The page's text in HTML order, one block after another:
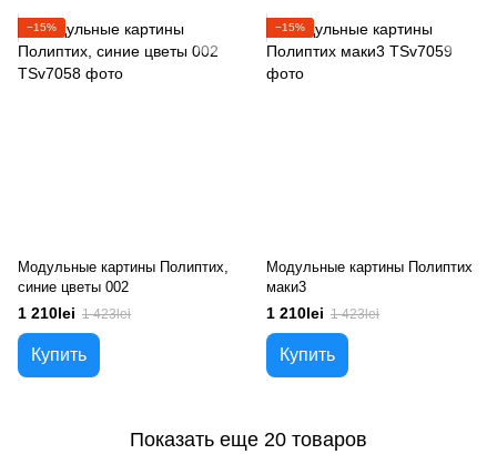
−15%
Модульные картины Полиптих,
синие цветы 002
1 210lei 1 423lei
Купить
−15%
Модульные картины Полиптих
маки3
1 210lei 1 423lei
Купить
Показать еще 20 товаров